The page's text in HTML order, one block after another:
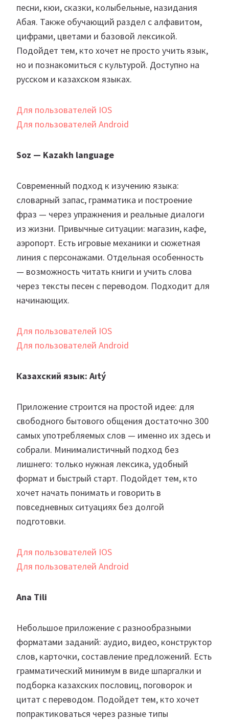
песни, кюи, сказки, колыбельные, назидания
Абая. Также обучающий раздел с алфавитом,
цифрами, цветами и базовой лексикой.
Подойдет тем, кто хочет не просто учить язык,
но и познакомиться с культурой. Доступно на
русском и казахском языках.
Для пользователей IOS
Для пользователей Android
Soz — Kazakh language
Современный подход к изучению языка:
словарный запас, грамматика и построение
фраз — через упражнения и реальные диалоги
из жизни. Привычные ситуации: магазин, кафе,
аэропорт. Есть игровые механики и сюжетная
линия с персонажами. Отдельная особенность
— возможность читать книги и учить слова
через тексты песен с переводом. Подходит для
начинающих.
Для пользователей IOS
Для пользователей Android
Казахский язык: Aıtý
Приложение строится на простой идее: для
свободного бытового общения достаточно 300
самых употребляемых слов — именно их здесь и
собрали. Минималистичный подход без
лишнего: только нужная лексика, удобный
формат и быстрый старт. Подойдет тем, кто
хочет начать понимать и говорить в
повседневных ситуациях без долгой
подготовки.
Для пользователей IOS
Для пользователей Android
Ana Tili
Небольшое приложение с разнообразными
форматами заданий: аудио, видео, конструктор
слов, карточки, составление предложений. Есть
грамматический минимум в виде шпаргалки и
подборка казахских пословиц, поговорок и
цитат с переводом. Подойдет тем, кто хочет
попрактиковаться через разные типы